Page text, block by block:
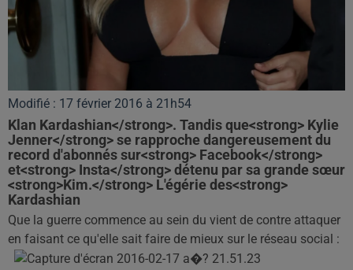
Modifié : 17 février 2016 à 21h54
Klan Kardashian</strong>. Tandis que<strong> Kylie
Jenner</strong> se rapproche dangereusement du
record d'abonnés sur<strong> Facebook</strong>
et<strong> Insta</strong> détenu par sa grande sœur
<strong>Kim.</strong> L'égérie des<strong>
Kardashian
Que la guerre commence au sein du vient de contre attaquer
en faisant ce qu'elle sait faire de mieux sur le réseau social :